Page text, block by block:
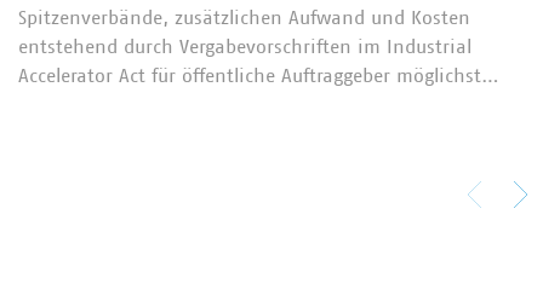
Spitzenverbände, zusätzlichen Aufwand und Kosten
entstehend durch Vergabevorschriften im Industrial
Accelerator Act für öffentliche Auftraggeber möglichst…